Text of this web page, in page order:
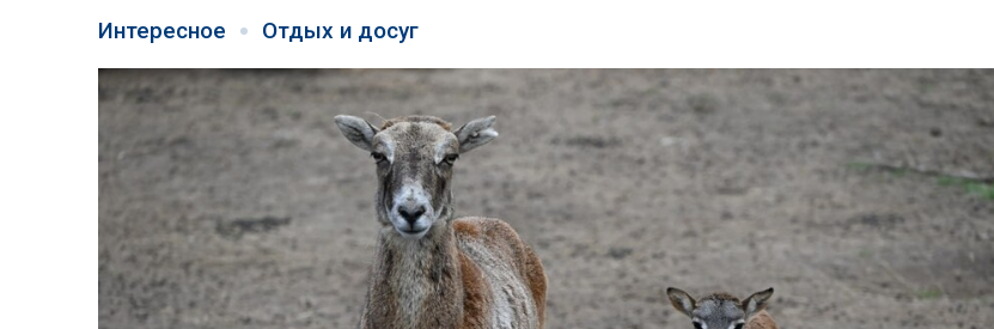
Интересное Отдых и досуг